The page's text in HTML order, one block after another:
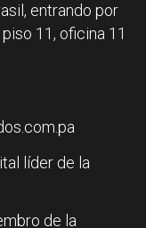
entrando por
11, oficina 11
líder de la
de la